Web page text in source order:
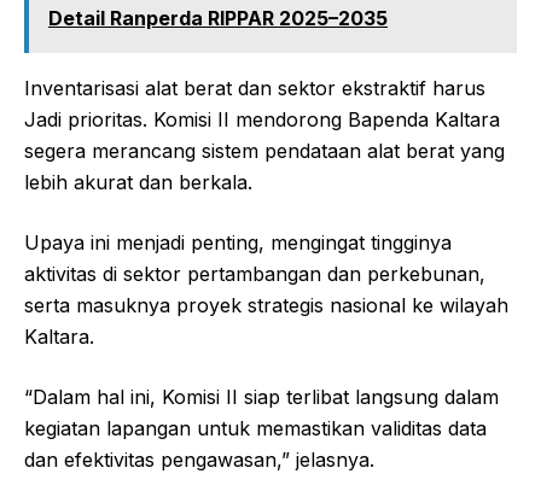
Detail Ranperda RIPPAR 2025–2035
Inventarisasi alat berat dan sektor ekstraktif harus
Jadi prioritas. Komisi II mendorong Bapenda Kaltara
segera merancang sistem pendataan alat berat yang
lebih akurat dan berkala.
Upaya ini menjadi penting, mengingat tingginya
aktivitas di sektor pertambangan dan perkebunan,
serta masuknya proyek strategis nasional ke wilayah
Kaltara.
“Dalam hal ini, Komisi II siap terlibat langsung dalam
kegiatan lapangan untuk memastikan validitas data
dan efektivitas pengawasan,” jelasnya.